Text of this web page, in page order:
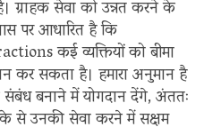
ग्राहक सेवा को उन्नत करने के
पर आधारित है कि
कई व्यक्तियों को बीमा
कर सकता है। हमारा अनुमान है
बनाने में योगदान देंगे, अंततः
से उनकी सेवा करने में सक्षम